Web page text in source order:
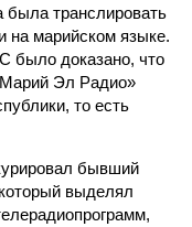
транслировать
на марийском языке.
было доказано, что
Эл Радио»
то есть
бывший
выделял